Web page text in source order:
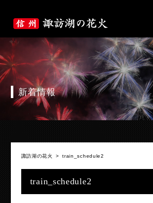
新着情報
諏訪湖の花火 >train_schedule2
train_schedule2